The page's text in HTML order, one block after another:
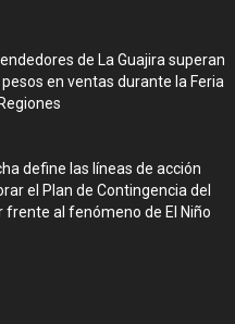
de La Guajira superan
en ventas durante la Feria
define las líneas de acción
el Plan de Contingencia del
frente al fenómeno de El Niño